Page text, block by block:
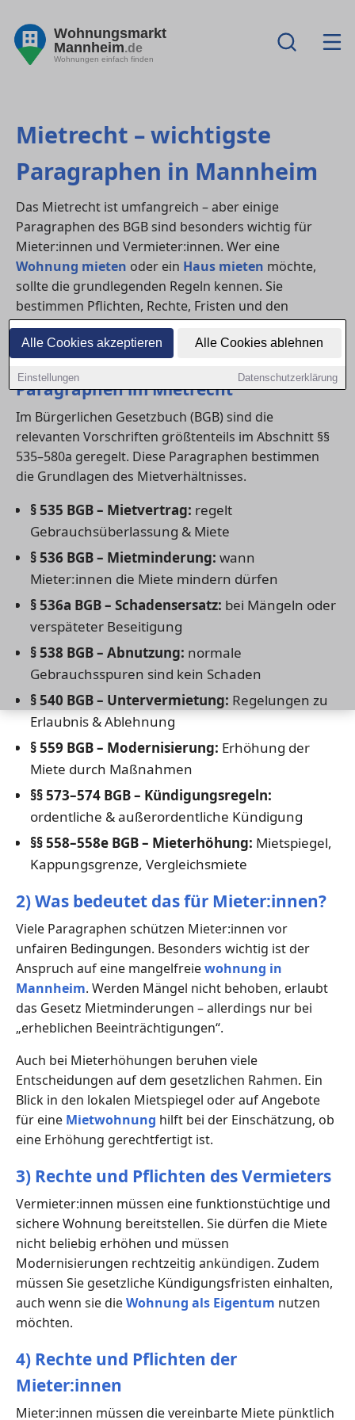
Alle Cookies akzeptieren Alle Cookies ablehnen
Einstellungen Datenschutzerklärung
Wohnungsmarkt
Mannheim.de
Wohnungen einfach finden
Mietrecht – wichtigste
Paragraphen in Mannheim
Das Mietrecht ist umfangreich – aber einige
Paragraphen des BGB sind besonders wichtig für
Mieter:innen und Vermieter:innen. Wer eine
Wohnung mieten oder ein Haus mieten möchte,
sollte die grundlegenden Regeln kennen. Sie
bestimmen Pflichten, Rechte, Fristen und den
Umgang mit Mängeln im Mietverhältnis.
1) Übersicht der wichtigsten
Paragraphen im Mietrecht
Im Bürgerlichen Gesetzbuch (BGB) sind die
relevanten Vorschriften größtenteils im Abschnitt §§
535–580a geregelt. Diese Paragraphen bestimmen
die Grundlagen des Mietverhältnisses.
§ 535 BGB – Mietvertrag: regelt
Gebrauchsüberlassung & Miete
§ 536 BGB – Mietminderung: wann
Mieter:innen die Miete mindern dürfen
§ 536a BGB – Schadensersatz: bei Mängeln oder
verspäteter Beseitigung
§ 538 BGB – Abnutzung: normale
Gebrauchsspuren sind kein Schaden
§ 540 BGB – Untervermietung: Regelungen zu
Erlaubnis & Ablehnung
§ 559 BGB – Modernisierung: Erhöhung der
Miete durch Maßnahmen
§§ 573–574 BGB – Kündigungsregeln:
ordentliche & außerordentliche Kündigung
§§ 558–558e BGB – Mieterhöhung: Mietspiegel,
Kappungsgrenze, Vergleichsmiete
2) Was bedeutet das für Mieter:innen?
Viele Paragraphen schützen Mieter:innen vor
unfairen Bedingungen. Besonders wichtig ist der
Anspruch auf eine mangelfreiewohnung in
Mannheim. Werden Mängel nicht behoben, erlaubt
das Gesetz Mietminderungen – allerdings nur bei
„erheblichen Beeinträchtigungen“.
Auch bei Mieterhöhungen beruhen viele
Entscheidungen auf dem gesetzlichen Rahmen. Ein
Blick in den lokalen Mietspiegel oder auf Angebote
für eine Mietwohnung hilft bei der Einschätzung, ob
eine Erhöhung gerechtfertigt ist.
3) Rechte und Pflichten des Vermieters
Vermieter:innen müssen eine funktionstüchtige und
sichere Wohnung bereitstellen. Sie dürfen die Miete
nicht beliebig erhöhen und müssen
Modernisierungen rechtzeitig ankündigen. Zudem
müssen Sie gesetzliche Kündigungsfristen einhalten,
auch wenn sie dieWohnung als Eigentum nutzen
möchten.
4) Rechte und Pflichten der
Mieter:innen
Mieter:innen müssen die vereinbarte Miete pünktlich